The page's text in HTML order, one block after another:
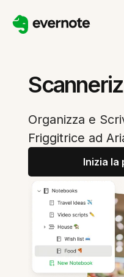
Organizza e
Friggitrice ad
Inizia la